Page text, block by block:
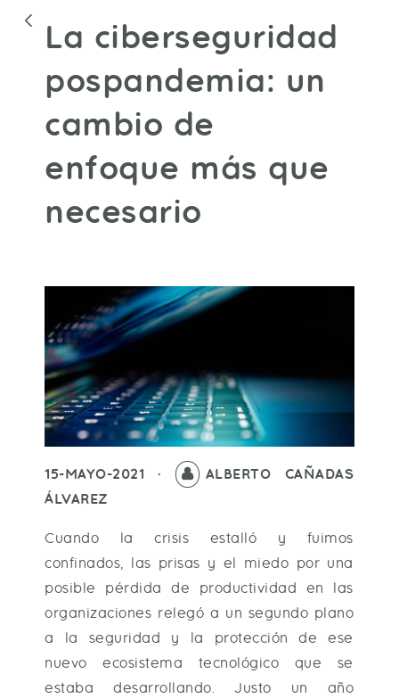
Blogs
La ciberseguridad
pospandemia: un
cambio de
enfoque más que
necesario
15-MAYO-2021 ·
ALBERTO CAÑADAS
ÁLVAREZ
Cuando la crisis estalló y fuimos
confinados, las prisas y el miedo por una
posible pérdida de productividad en las
organizaciones relegó a un segundo plano
a la seguridad y la protección de ese
nuevo ecosistema tecnológico que se
estaba desarrollando. Justo un año